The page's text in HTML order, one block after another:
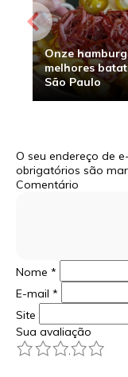
Onze
melhores
São Paulo
O seu endereço de
obrigatórios são
Comentário
Nome *
E-mail *
Site
Sua avaliação
5
4
3
2